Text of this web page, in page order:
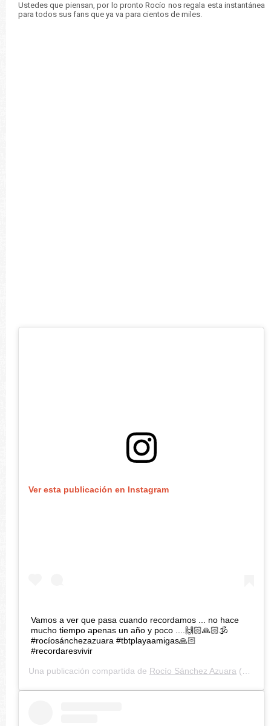
Ustedes que piensan, por lo pronto Rocío nos regala esta instantánea
para todos sus fans que ya va para cientos de miles.
Ver esta publicación en Instagram
Vamos a ver que pasa cuando recordamos ... no hace
mucho tiempo apenas un año y poco ....🙌🏻🙏🏻🕉
#rocíosánchezazuara #tbtplayaamigas🙏🏻
#recordaresvivir
Una publicación compartida de Rocío Sánchez Azuara (@rocio_sazuara) el